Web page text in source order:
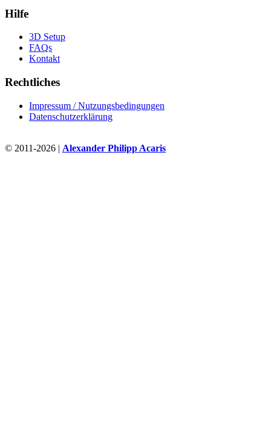
Hilfe
3D Setup
FAQs
Kontakt
Rechtliches
Impressum / Nutzungsbedingungen
Datenschutzerklärung
© 2011-2026 | Alexander Philipp Acaris